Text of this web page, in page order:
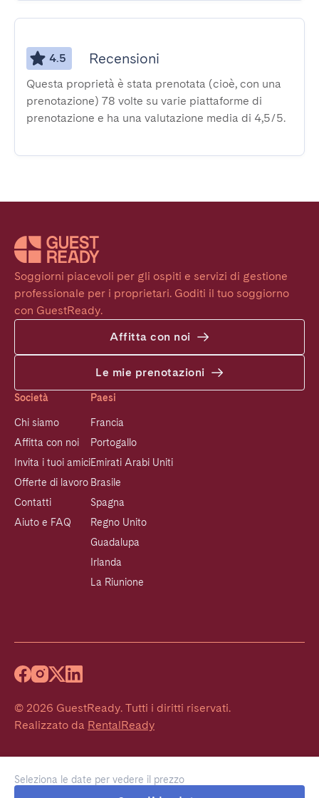
Seleziona le date per vedere il prezzo
4.5 Recensioni
Questa proprietà è stata prenotata (cioè, con una
prenotazione) 78 volte su varie piattaforme di
prenotazione e ha una valutazione media di 4,5/5.
Soggiorni piacevoli per gli ospiti e servizi di gestione
professionale per i proprietari. Goditi il tuo soggiorno
con GuestReady.
Affitta con noi
Le mie prenotazioni
Società
Chi siamo
Affitta con noi
Invita i tuoi amici
Offerte di lavoro
Contatti
Aiuto e FAQ
Paesi
Francia
Portogallo
Emirati Arabi Uniti
Brasile
Spagna
Regno Unito
Guadalupa
Irlanda
La Riunione
© 2026 GuestReady. Tutti i diritti riservati.
Realizzato da RentalReady